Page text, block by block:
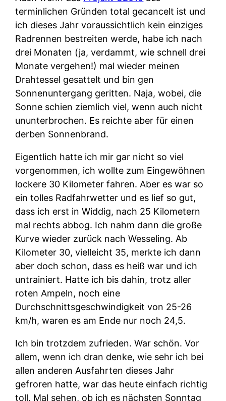
terminlichen Gründen total gecancelt ist und
ich dieses Jahr voraussichtlich kein einziges
Radrennen bestreiten werde, habe ich nach
drei Monaten (ja, verdammt, wie schnell drei
Monate vergehen!) mal wieder meinen
Drahtessel gesattelt und bin gen
Sonnenuntergang geritten. Naja, wobei, die
Sonne schien ziemlich viel, wenn auch nicht
ununterbrochen. Es reichte aber für einen
derben Sonnenbrand.
Eigentlich hatte ich mir gar nicht so viel
vorgenommen, ich wollte zum Eingewöhnen
lockere 30 Kilometer fahren. Aber es war so
ein tolles Radfahrwetter und es lief so gut,
dass ich erst in Widdig, nach 25 Kilometern
mal rechts abbog. Ich nahm dann die große
Kurve wieder zurück nach Wesseling. Ab
Kilometer 30, vielleicht 35, merkte ich dann
aber doch schon, dass es heiß war und ich
untrainiert. Hatte ich bis dahin, trotz aller
roten Ampeln, noch eine
Durchschnittsgeschwindigkeit von 25-26
km/h, waren es am Ende nur noch 24,5.
Ich bin trotzdem zufrieden. War schön. Vor
allem, wenn ich dran denke, wie sehr ich bei
allen anderen Ausfahrten dieses Jahr
gefroren hatte, war das heute einfach richtig
toll. Mal sehen, ob ich es nächsten Sonntag